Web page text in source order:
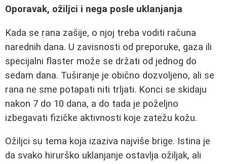
Oporavak, ožiljci i nega posle uklanjanja
Kada se rana zašije, o njoj treba voditi računa
narednih dana. U zavisnosti od preporuke, gaza ili
specijalni flaster može se držati od jednog do
sedam dana. Tuširanje je obično dozvoljeno, ali se
rana ne sme potapati niti trljati. Konci se skidaju
nakon 7 do 10 dana, a do tada je poželjno
izbegavati fizičke aktivnosti koje zatežu kožu.
Ožiljci su tema koja izaziva najviše brige. Istina je
da svako hirurško uklanjanje ostavlja ožiljak, ali